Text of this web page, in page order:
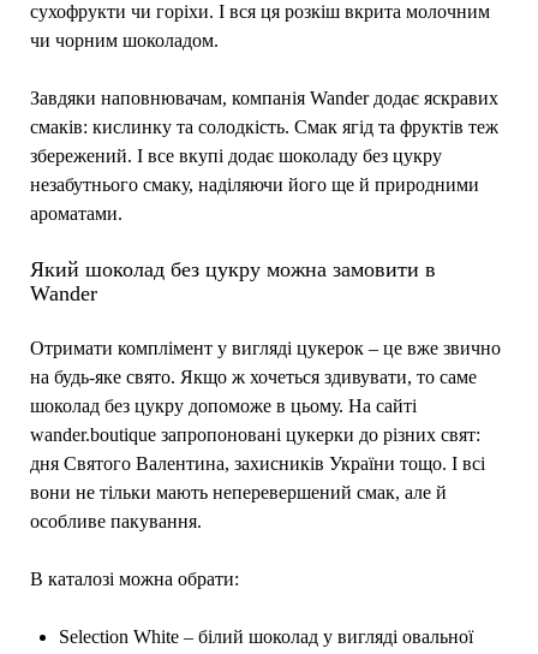
сухофрукти чи горіхи. І вся ця розкіш вкрита молочним
чи чорним шоколадом.
Завдяки наповнювачам, компанія Wander додає яскравих
смаків: кислинку та солодкість. Смак ягід та фруктів теж
збережений. І все вкупі додає шоколаду без цукру
незабутнього смаку, наділяючи його ще й природними
ароматами.
Який шоколад без цукру можна замовити в
Wander
Отримати комплімент у вигляді цукерок – це вже звично
на будь-яке свято. Якщо ж хочеться здивувати, то саме
шоколад без цукру допоможе в цьому. На сайті
wander.boutique запропоновані цукерки до різних свят:
дня Святого Валентина, захисників України тощо. І всі
вони не тільки мають неперевершений смак, але й
особливе пакування.
В каталозі можна обрати:
Selection White – білий шоколад у вигляді овальної